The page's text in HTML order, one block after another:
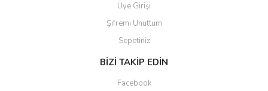
Üye Girişi
Şifremi Unuttum
Sepetiniz
BİZİ TAKİP EDİN
Facebook